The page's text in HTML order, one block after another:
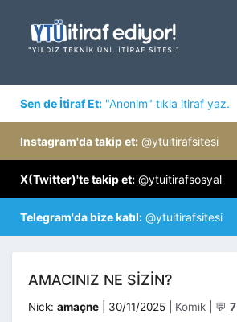
Sen de İtiraf Et: "Anonim" tıkla itiraf yaz.
Instagram'da takip et: @ytuitirafsitesi
X(Twitter)'te takip et: @ytuitirafsosyal
Telegram'da bize katıl: @ytuitirafsitesi
AMACINIZ NE SIZIN?
Nick: amaçne 30/11/2025 Kategoriler
Komik 💬 7